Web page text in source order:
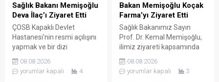
Sağlık Bakanı Memişoğlu
Deva İlaç’ı Ziyaret Etti
ÇOSB Kapaklı Devlet
Hastanesi’nin resmi açılışını
yapmak ve bir dizi
üzere ilimize gelen Sağlık
Bakanımız Sayın Prof. Dr.
08.08.2026
yorumlar kapalı
4
Bakan Memişoğlu Koçak
Farma’yı Ziyaret Etti
Sağlık Bakanımız Sayın
Prof. Dr. Kemal Memişoğlu,
ilimiz ziyareti kapsamında
üreterek çok sayıda ülkeye
ihraç eden Koçak Farma
08.08.2026
yorumlar kapalı
3